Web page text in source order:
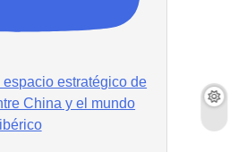
espacio estratégico de
China y el mundo
ibérico